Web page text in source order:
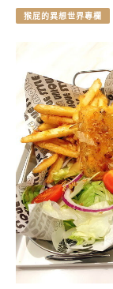
猴屁的異想世界專欄